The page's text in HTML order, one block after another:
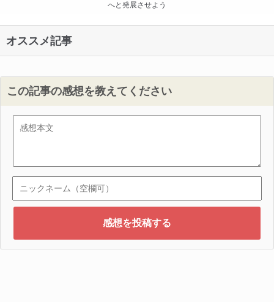
へと発展させよう
オススメ記事
この記事の感想を教えてください